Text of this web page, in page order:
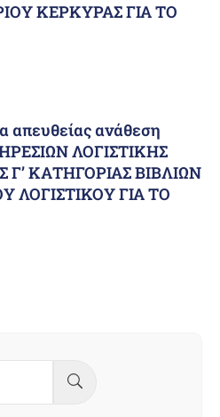
ΚΕΡΚΥΡΑΣ ΓΙΑ ΤΟ
απευθείας ανάθεση
ΛΟΓΙΣΤΙΚΗΣ
ΚΑΤΗΓΟΡΙΑΣ ΒΙΒΛΙΩΝ
ΛΟΓΙΣΤΙΚΟΥ ΓΙΑ ΤΟ